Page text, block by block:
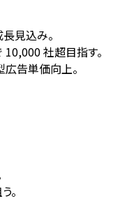
見込み。
社超目指す。
広告単価向上。
。